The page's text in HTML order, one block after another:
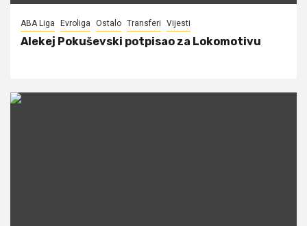
ABA Liga Evroliga Ostalo Transferi Vijesti
Alekej Pokuševski potpisao za Lokomotivu